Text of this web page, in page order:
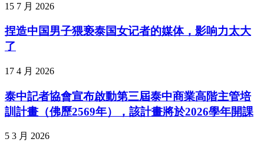
15 7 月 2026
捏造中国男子猥亵泰国女记者的媒体，影响力太大
了
17 4 月 2026
泰中記者協會宣布啟動第三屆泰中商業高階主管培
訓計畫（佛歷2569年），該計畫將於2026學年開課
5 3 月 2026